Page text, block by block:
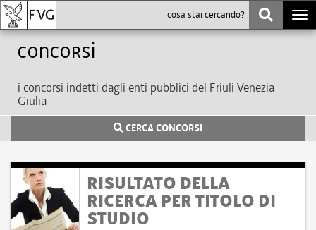
Concorsi
i concorsi indetti dagli enti pubblici del Friuli Venezia
Giulia
CERCA CONCORSI
RISULTATO DELLA
RICERCA PER TITOLO DI
STUDIO